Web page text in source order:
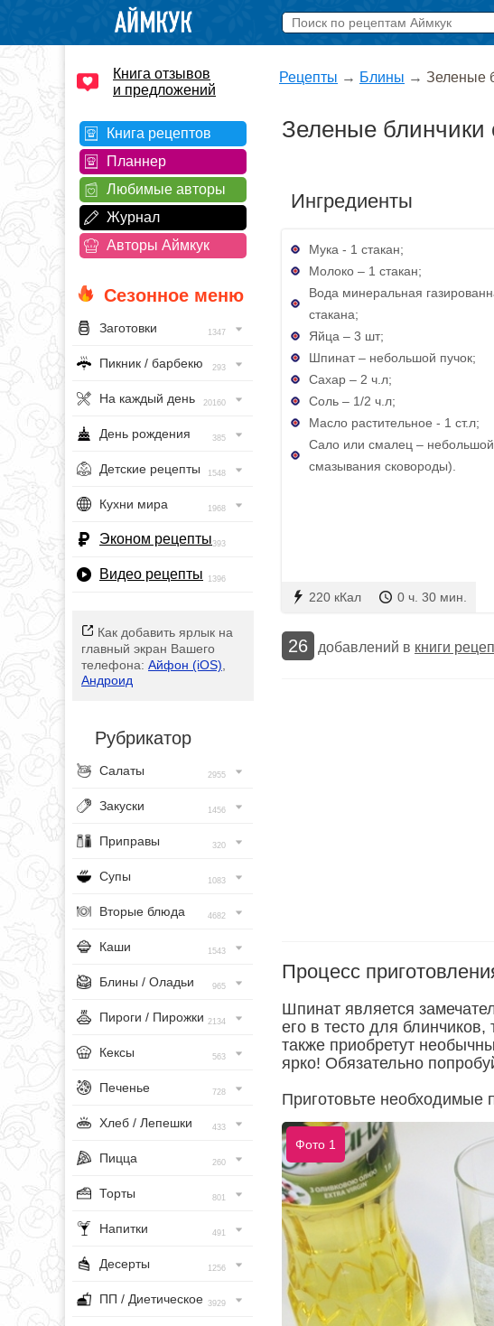
Книга отзывов
и предложений
Книга рецептов
Планнер
Любимые авторы
Журнал
Авторы Аймкук
Сезонное меню
Заготовки 1347
Пикник / барбекю 293
На каждый день 20160
День рождения 385
Детские рецепты 1548
Кухни мира 1968
Эконом рецепты393
Видео рецепты 1396
Как добавить ярлык на
главный экран Вашего
телефона: Айфон (iOS)
Андроид
Рубрикатор
Салаты 2955
Закуски 1456
Приправы 320
Супы 1083
Вторые блюда 4682
Каши 1543
Блины / Оладьи 965
Пироги / Пирожки 2134
Кексы 563
Печенье 728
Хлеб / Лепешки 433
Пицца 260
Торты 801
Напитки 491
Десерты 1256
ПП / Диетическое 3929
Рецепты → Блины → Зеленые
Зеленые блинчики
Ингредиенты
Мука - 1 стакан;
Молоко – 1 стакан;
Вода минеральная
стакана;
Яйца – 3 шт;
Шпинат – небольшой пучок;
Сахар – 2 ч.л;
Соль – 1/2 ч.л;
Масло растительное - 1 ст.л;
Сало или смалец – небольшой
смазывания сковороды).
220 кКал 0 ч. 30 мин.
26 добавлений в книги
Процесс
Шпинат является
его в тесто для
также приобретут
ярко! Обязательно
Приготовьте необходимые
Фото 1